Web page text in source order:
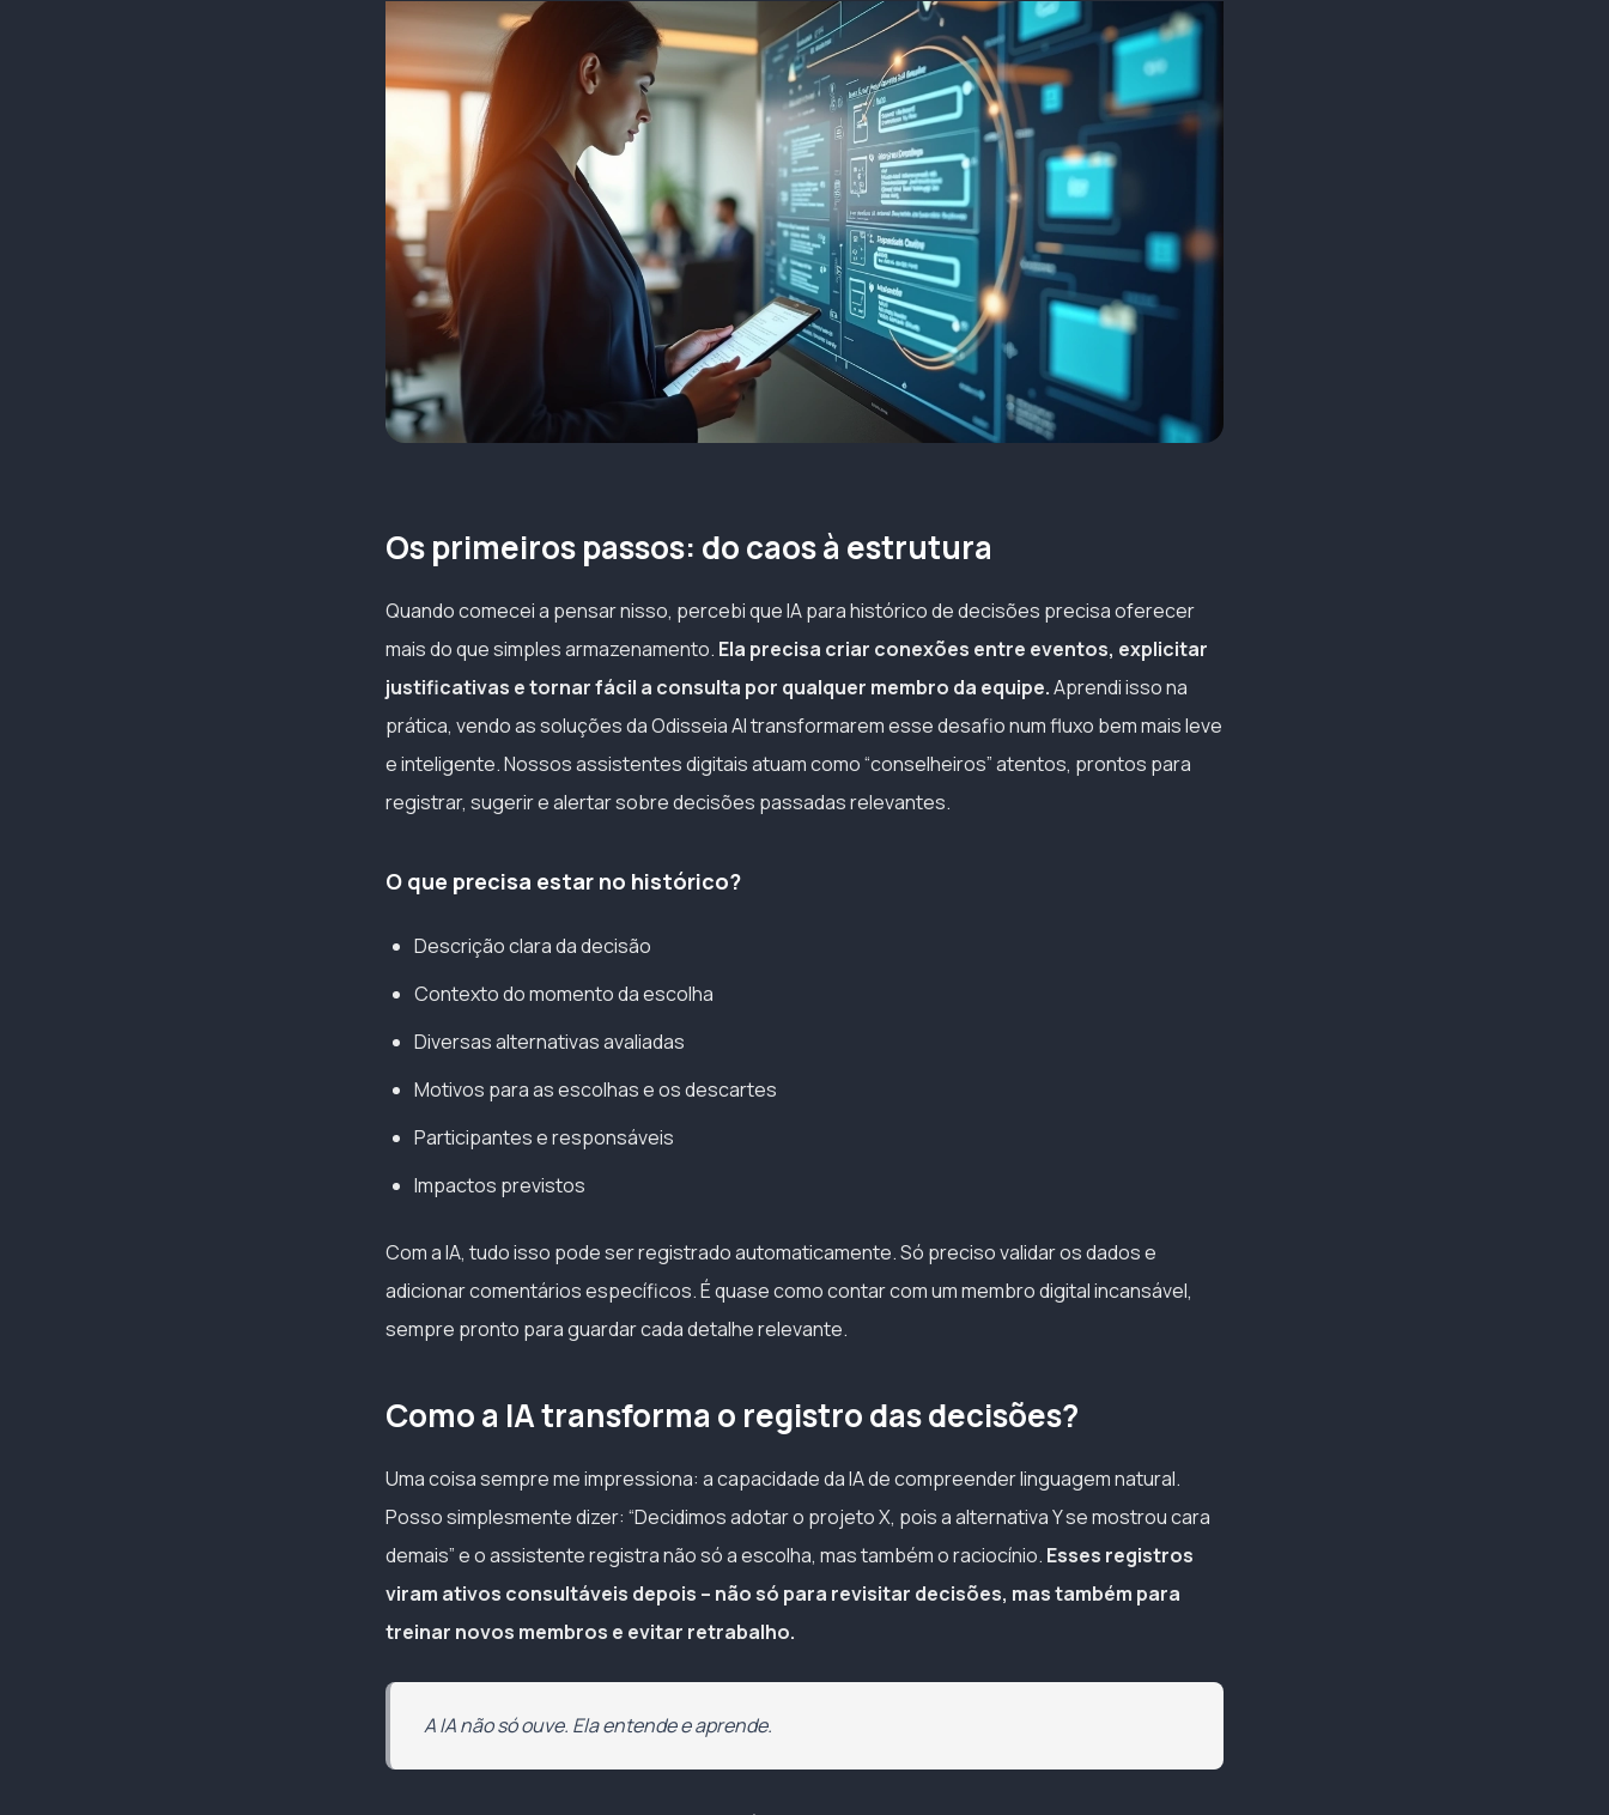
Os primeiros passos: do caos à estrutura
Quando comecei a pensar nisso, percebi que IA para histórico de decisões precisa oferecer
mais do que simples armazenamento. Ela precisa criar conexões entre eventos, explicitar
justificativas e tornar fácil a consulta por qualquer membro da equipe.Aprendi isso na
prática, vendo as soluções da Odisseia AI transformarem esse desafio num fluxo bem mais leve
e inteligente. Nossos assistentes digitais atuam como “conselheiros” atentos, prontos para
registrar, sugerir e alertar sobre decisões passadas relevantes.
O que precisa estar no histórico?
Descrição clara da decisão
Contexto do momento da escolha
Diversas alternativas avaliadas
Motivos para as escolhas e os descartes
Participantes e responsáveis
Impactos previstos
Com a IA, tudo isso pode ser registrado automaticamente. Só preciso validar os dados e
adicionar comentários específicos. É quase como contar com um membro digital incansável,
sempre pronto para guardar cada detalhe relevante.
Como a IA transforma o registro das decisões?
Uma coisa sempre me impressiona: a capacidade da IA de compreender linguagem natural.
Posso simplesmente dizer: “Decidimos adotar o projeto X, pois a alternativa Y se mostrou cara
demais” e o assistente registra não só a escolha, mas também o raciocínio. Esses registros
viram ativos consultáveis depois – não só para revisitar decisões, mas também para
treinar novos membros e evitar retrabalho.
A IA não só ouve. Ela entende e aprende.